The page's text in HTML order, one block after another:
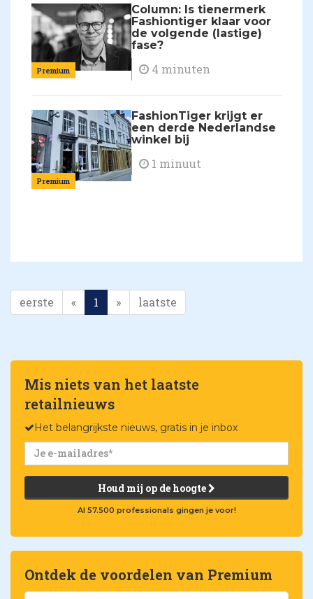
Premium
Column: Is tienermerk
Fashiontiger klaar voor
de volgende (lastige)
fase?
4 minuten
Premium
FashionTiger krijgt er
een derde Nederlandse
winkel bij
1 minuut
eerste « 1 » laatste
Mis niets van het laatste
retailnieuws
Het belangrijkste nieuws, gratis in je inbox
Houd mij op de hoogte
Al 57.500 professionals gingen je voor!
Ontdek de voordelen van Premium